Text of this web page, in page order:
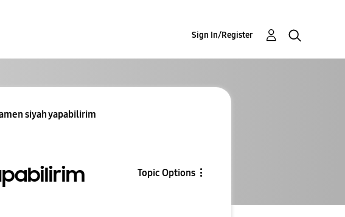
Sign In/Register
siyah yapabilirim
Topic Options